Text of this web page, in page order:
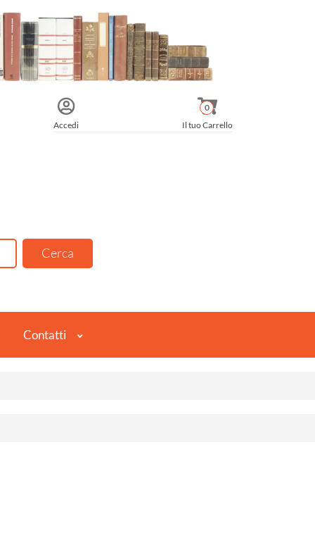
Accedi Il tuo Carrello
0
Contatti